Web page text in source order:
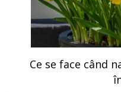
Ce se face când